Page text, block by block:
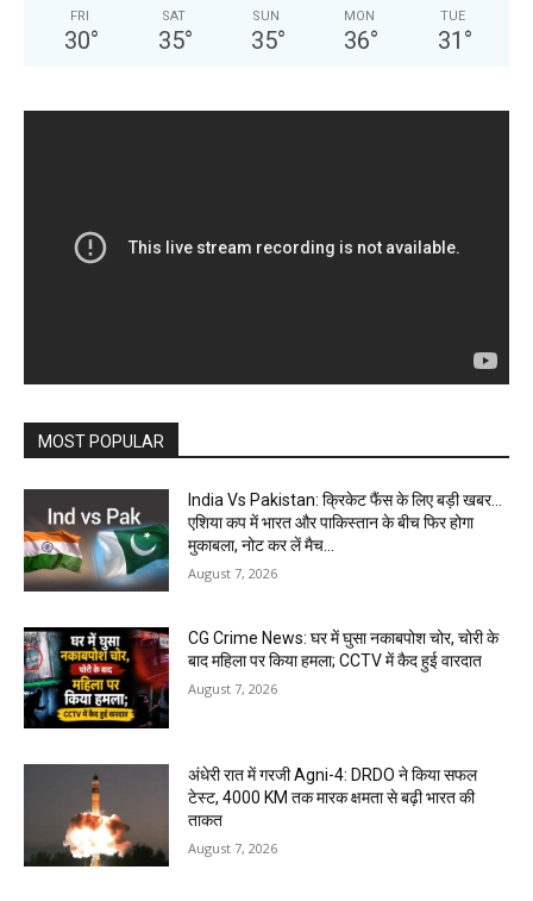
FRI
30°
SAT
35°
SUN
35°
MON
36°
TUE
31 °
MOST POPULAR
India Vs Pakistan: क्रिकेट फैंस के लिए बड़ी खबर…
एशिया कप में भारत और पाकिस्तान के बीच फिर होगा
मुकाबला, नोट कर लें मैच...
August 7, 2026
CG Crime News: घर में घुसा नकाबपोश चोर, चोरी के
बाद महिला पर किया हमला; CCTV में कैद हुई वारदात
August 7, 2026
अंधेरी रात में गरजी Agni-4: DRDO ने किया सफल
टेस्ट, 4000 KM तक मारक क्षमता से बढ़ी भारत की
ताकत
August 7, 2026